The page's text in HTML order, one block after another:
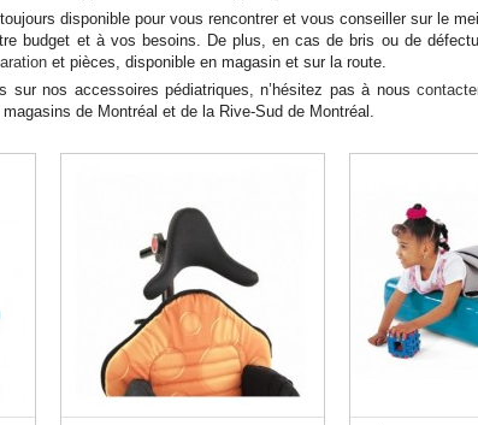
disponible pour vous rencontrer et vous conseiller sur le
budget et à vos besoins. De plus, en cas de bris ou de
et pièces, disponible en magasin et sur la route.
sur nos accessoires pédiatriques, n’hésitez pas à nous
de Montréal et de la Rive-Sud de Montréal.